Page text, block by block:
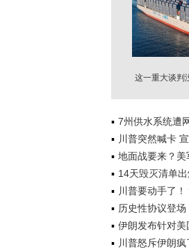
这一重大谈判
7州供水系统遭
川普突然喊卡
地面战要来？
14天毁灭清单
川普要动手了
历史性协议登
伊朗发布针对美
川普怒斥伊朗